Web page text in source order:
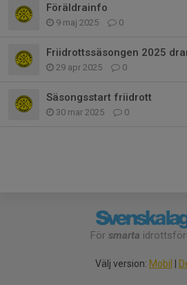
Föräldrainfo
9 maj 2025 0
Friidrottssäsongen 2025
29 apr 2025 0
Säsongsstart friidrott
30 mar 2025 0
För smarta
Välj version: Mobil |